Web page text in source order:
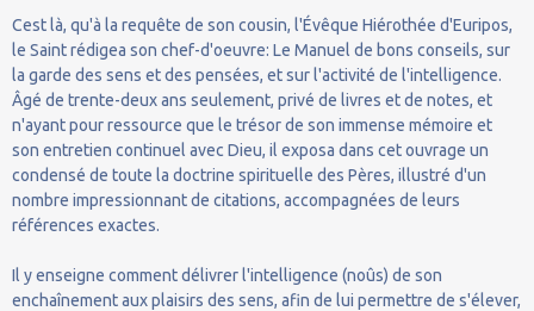
Cest là, qu'à la requête de son cousin, l'Évêque Hiérothée d'Euripos,
le Saint rédigea son chef-d'oeuvre: Le Manuel de bons conseils, sur
la garde des sens et des pensées, et sur l'activité de l'intelligence.
Âgé de trente-deux ans seulement, privé de livres et de notes, et
n'ayant pour ressource que le trésor de son immense mémoire et
son entretien continuel avec Dieu, il exposa dans cet ouvrage un
condensé de toute la doctrine spirituelle des Pères, illustré d'un
nombre impressionnant de citations, accompagnées de leurs
références exactes.
Il y enseigne comment délivrer l'intelligence (noûs) de son
enchaînement aux plaisirs des sens, afin de lui permettre de s'élever,